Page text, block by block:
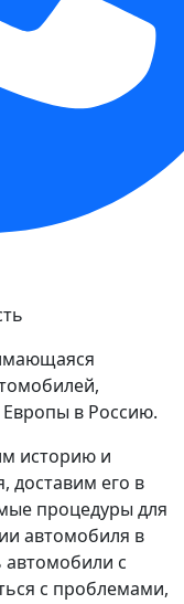
в Россию.
историю и
доставим его в
процедуры для
автомобиля в
автомобили с
с проблемами,